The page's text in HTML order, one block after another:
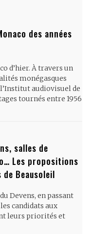
des années
d’hier. À travers un
monégasques
audiovisuel de
tournés entre 1956
salles de
Les propositions
Beausoleil
Devens, en passant
candidats aux
leurs priorités et